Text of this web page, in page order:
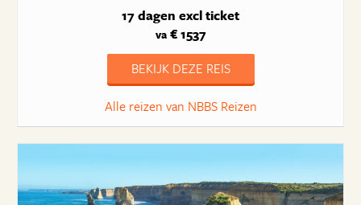
17 dagen excl ticket
va€ 1537
BEKIJK DEZE REIS
Alle reizen van NBBS Reizen